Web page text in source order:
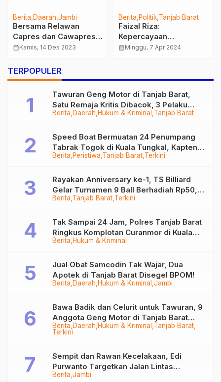
Berita Daerah Jambi
Bersama Relawan
Capres dan Cawapres,
Polda Jambi Gelar FGD
Pelanggaran Tindak
Pidana Pemilu
calendar_monthKamis, 14 Des 2023
Berita Politik Tanjab Barat
Faizal Riza:
Kepercayaan
Masyarakat Tanjab
Mengalir
calendar_monthMinggu, 7 Apr 2024
TERPOPULER
Berita Daerah Hukum & Kriminal Tanjab Barat
Tawuran Geng Motor di Tanjab Barat,
Satu Remaja Kritis Dibacok, 3 Pelaku
Ditangkap
Berita Peristiwa Tanjab Barat Terkini
Speed Boat Bermuatan 24 Penumpang
Tabrak Togok di Kuala Tungkal, Kapten
Sempat Hilang
Berita Tanjab Barat Terkini
Rayakan Anniversary ke-1, TS Billiard
Gelar Turnamen 9 Ball Berhadiah Rp50,8
Juta
Berita Hukum & Kriminal
Tak Sampai 24 Jam, Polres Tanjab Barat
Ringkus Komplotan Curanmor di Kuala
Tungkal
Berita Daerah Hukum & Kriminal Jambi
Jual Obat Samcodin Tak Wajar, Dua
Apotek di Tanjab Barat Disegel BPOM!
Berita Daerah Hukum & Kriminal Tanjab Barat
Terkini
Bawa Badik dan Celurit untuk Tawuran, 9
Anggota Geng Motor di Tanjab Barat
Diringkus
Berita Jambi
Sempit dan Rawan Kecelakaan, Edi
Purwanto Targetkan Jalan Lintas
Tungkal-Jambi Mulus di 2028